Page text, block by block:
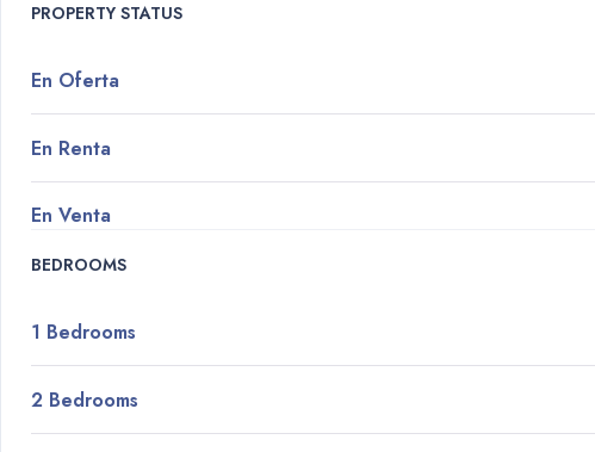
PROPERTY STATUS
En Oferta
En Renta
En Venta
BEDROOMS
1 Bedrooms
2 Bedrooms